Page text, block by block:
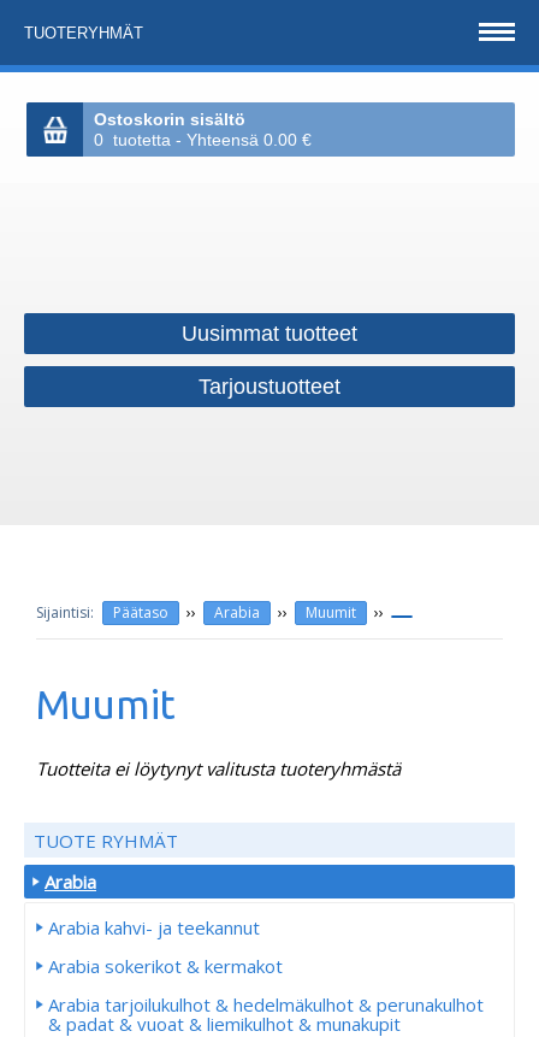
TUOTERYHMÄT
Ostoskorin sisältö
0 tuotetta - Yhteensä 0.00 €
Uusimmat tuotteet
Tarjoustuotteet
Päätaso ›› Arabia ›› Muumit ››
Muumit
Tuotteita ei löytynyt valitusta tuoteryhmästä
TUOTE RYHMÄT
Arabia
Arabia kahvi- ja teekannut
Arabia sokerikot & kermakot
Arabia tarjoilukulhot & hedelmäkulhot & perunakulhot
& padat & vuoat & liemikulhot & munakupit